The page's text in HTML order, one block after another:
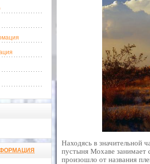
Находясь в значительной
пустыня Мохаве занимает
произошло от названия